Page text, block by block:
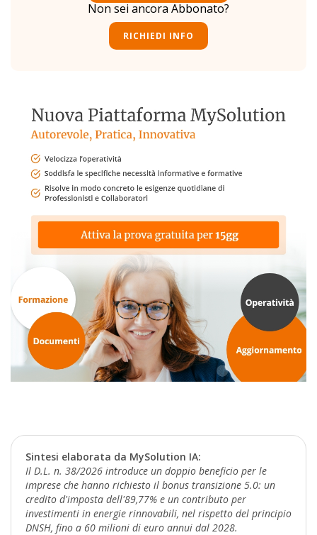
Non sei ancora Abbonato?
RICHIEDI INFO
Sintesi elaborata da MySolution IA:
Il D.L. n. 38/2026 introduce un doppio beneficio per le
imprese che hanno richiesto il bonus transizione 5.0: un
credito d'imposta dell'89,77% e un contributo per
investimenti in energie rinnovabili, nel rispetto del principio
DNSH, fino a 60 milioni di euro annui dal 2028.